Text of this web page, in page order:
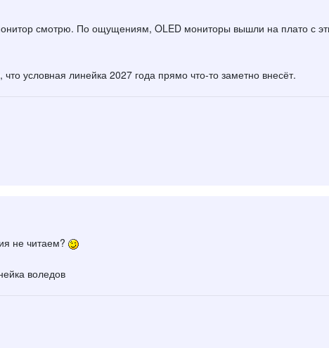
смотрю. По ощущениям, OLED мониторы вышли на плато с
условная линейка 2027 года прямо что-то заметно внесёт.
не читаем?
воледов